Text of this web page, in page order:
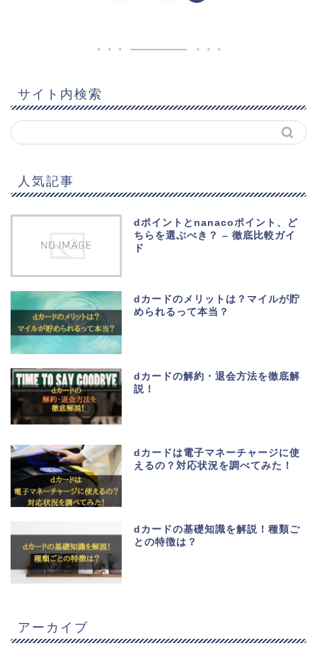
サイト内検索
人気記事
dポイントとnanacoポイント、ど
ちらを選ぶべき？ – 徹底比較ガイ
ド
dカードのメリットは？マイルが貯
められるって本当？
dカードの解約・退会方法を徹底解
説！
dカードは電子マネーチャージに使
えるの？対応状況を調べてみた！
dカードの基礎知識を解説！種類ご
との特徴は？
アーカイブ